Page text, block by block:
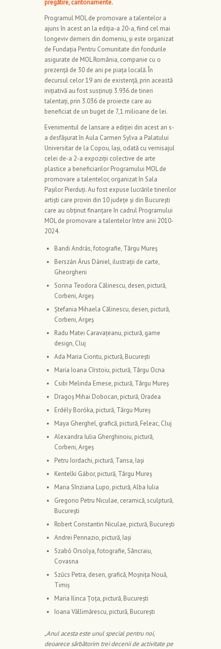
pregătire, cantonamente.
Programul MOL de promovare a talentelor a
ajuns în acest an la ediția-a 20-a, fiind cel mai
longeviv demers din domeniu, și este organizat
de Fundația Pentru Comunitate din fondurile
asigurate de MOL România, companie cu o
prezență de 30 de ani pe piața locală. În
decursul celor 19 ani de existență, prin această
inițiativă au fost susținuți 3.936 de tineri
talentați, prin 3.036 de proiecte care au
beneficiat de un buget de 7,1 milioane de lei.
Evenimentul de lansare a ediției din acest an s-
a desfășurat în Aula Carmen Sylva a Palatului
Universitar de la Copou, Iași, odată cu vernisajul
celei de-a 2-a expoziții colective de arte
plastice a beneficiarilor Programului MOL de
promovare a talentelor, organizat în Sala
Pașilor Pierduți. Au fost expuse lucrările tinerilor
artiști care provin din 10 județe și din București
care au obținut finanțare în cadrul Programului
MOL de promovare a talentelor între anii 2010-
2024.
Bandi András, fotografie, Târgu Mureș
Berszán Árus Dániel, ilustrații de carte,
Gheorgheni
Sorina Teodora Călinescu, desen, pictură,
Corbeni, Argeș
Ștefania Mihaela Călinescu, desen, pictură,
Corbeni, Argeș
Radu Matei Caravațeanu, pictură, game
design, Cluj
Ada Maria Ciontu, pictură, București
Maria Ioana Cîrstoiu, pictură, Târgu Ocna
Csibi Melinda Emese, pictură, Târgu Mureș
Dragoș Mihai Dobocan, pictură, Oradea
Erdély Boróka, pictură, Târgu Mureș
Maya Gherghel, grafică, pictură, Feleac, Cluj
Alexandra Iulia Gherghinoiu, pictură,
Corbeni, Argeș
Petru Iordachi, pictură, Tansa, Iași
Kentelki Gábor, pictură, Târgu Mureș
Maria Sînziana Lupo, pictură, Alba Iulia
Gregorio Petru Niculae, ceramică, sculptură,
București
Robert Constantin Niculae, pictură, București
Andrei Pennazio, pictură, Iași
Szabó Orsolya, fotografie, Sâncraiu,
Covasna
Szűcs Petra, desen, grafică, Moșnița Nouă,
Timiș
Maria Ilinca Țoța, pictură, București
Ioana Văllimărescu, pictură, București
„Anul acesta este unul special pentru noi,
deoarece sărbătorim trei decenii de activitate pe